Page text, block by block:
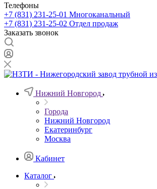
Телефоны
+7 (831) 231-25-01 Многоканальный
+7 (831) 231-25-02 Отдел продаж
Заказать звонок
Нижний Новгород
Города
Нижний Новгород
Екатеринбург
Москва
Кабинет
Каталог